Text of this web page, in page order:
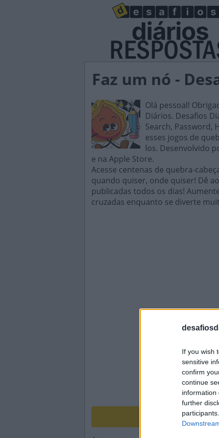
If you wish
sensitive
confirm
continue
information
further
Faz um nó -
Olá pessoal!
Diários. Desafios
Search, Password,
esses jogos de
los. Desenvolvido
e na Apple Store.
Acesse centenas de quebra-
quando quiser, onde quiser! Dê
publicadas todos os dias!
cruzadas enquanto se diverte